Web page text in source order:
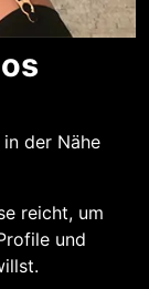
der Nähe
reicht, um
und